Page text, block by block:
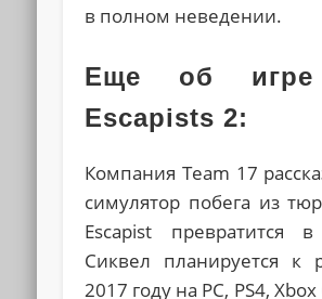
в полном неведении.
Еще об
Escapists 2:
Компания Team 17
симулятор побега из
Escapist превратится
Сиквел планируется к
2017 году на PC, PS4,